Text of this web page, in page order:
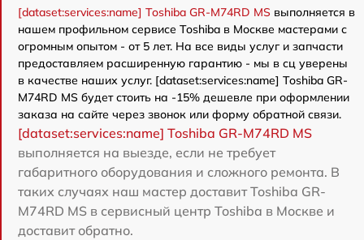
[dataset:services:name] Toshiba GR-M74RD MS выполняется в
нашем профильном сервисе Toshiba в Москве мастерами с
огромным опытом - от 5 лет. На все виды услуг и запчасти
предоставляем расширенную гарантию - мы в сц уверены
в качестве наших услуг. [dataset:services:name] Toshiba GR-
M74RD MS будет стоить на -15% дешевле при оформлении
заказа на сайте через звонок или форму обратной связи.
[dataset:services:name] Toshiba GR-M74RD MS
выполняется на выезде, если не требует
габаритного оборудования и сложного ремонта. В
таких случаях наш мастер доставит Toshiba GR-
M74RD MS в сервисный центр Toshiba в Москве и
доставит обратно.